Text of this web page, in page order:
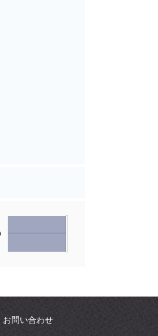
Mute
Volume
お問い合わせ